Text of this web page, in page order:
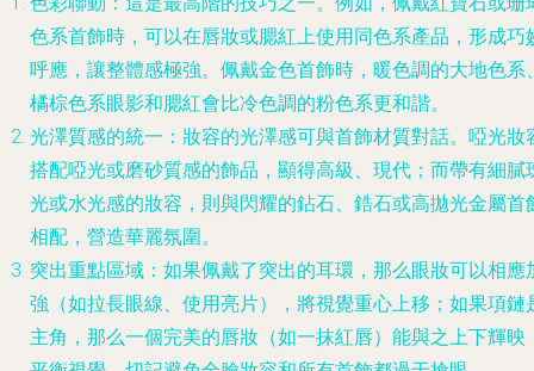
色系首飾時，可以在唇妝或腮紅上使用同色系產品，形成巧
呼應，讓整體感極強。佩戴金色首飾時，暖色調的大地色系
橘棕色系眼影和腮紅會比冷色調的粉色系更和諧。
光澤質感的統一 ：妝容的光澤感可與首飾材質對話。啞光妝
搭配啞光或磨砂質感的飾品，顯得高級、現代；而帶有細膩
光或水光感的妝容，則與閃耀的鉆石、鋯石或高拋光金屬首
相配，營造華麗氛圍。
突出重點區域 ：如果佩戴了突出的耳環，那么眼妝可以相應
強（如拉長眼線、使用亮片），將視覺重心上移；如果項鏈
主角，那么一個完美的唇妝（如一抹紅唇）能與之上下輝映